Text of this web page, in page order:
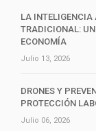
LA INTELIGENCIA
TRADICIONAL:
ECONOMÍA
Julio 13, 2026
DRONES Y
PROTECCIÓN
Julio 06, 2026